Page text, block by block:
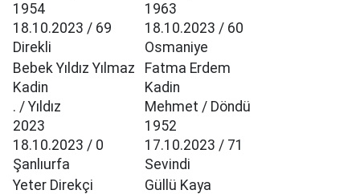
1954
18.10.2023 / 69
Direkli
1963
18.10.2023 / 60
Osmaniye
Bebek Yıldız Yılmaz
Kadin
. / Yıldız
2023
18.10.2023 / 0
Şanlıurfa
Fatma Erdem
Kadin
Mehmet / Döndü
1952
17.10.2023 / 71
Sevindi
Yeter Direkçi
Güllü Kaya